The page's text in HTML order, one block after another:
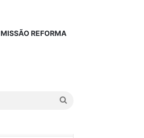
MISSÃO REFORMA